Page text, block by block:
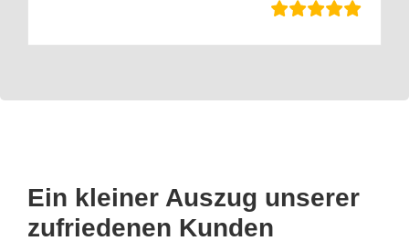
Ein kleiner Auszug unserer
zufriedenen Kunden